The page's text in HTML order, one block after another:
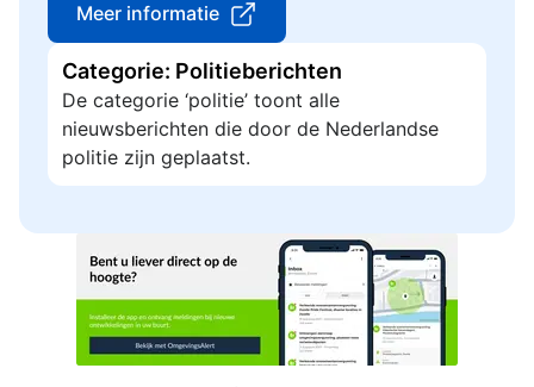
Meer informatie
Categorie: Politieberichten
De categorie ‘politie’ toont alle
nieuwsberichten die door de Nederlandse
politie zijn geplaatst.